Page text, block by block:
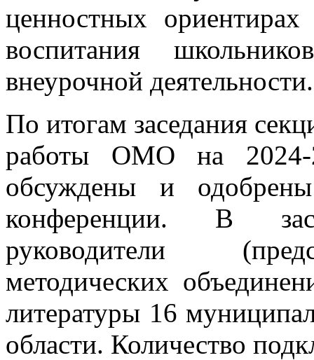
ценностных
воспитания
внеурочной деятельности.
По итогам заседания
работы ОМО на 2024-
обсуждены и
конференции. В
руководители
методических
литературы 16
области. Количество